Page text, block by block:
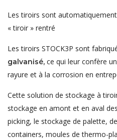
Les tiroirs sont
« tiroir » rentré
Les tiroirs STOCK3P sont
galvanisé, ce qui leur confère
rayure et à la corrosion en
Cette solution de stockage à
stockage en amont et en aval
picking, le stockage de palette,
containers, moules de thermo-